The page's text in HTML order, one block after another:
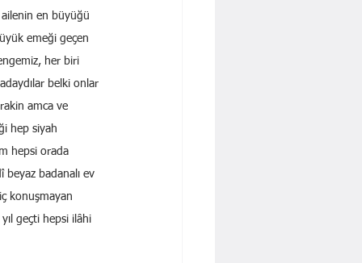
ailenin en büyüğü
emeği geçen
her biri
belki onlar
amca ve
hep siyah
hepsi orada
beyaz badanalı ev
konuşmayan
geçti hepsi ilâhi